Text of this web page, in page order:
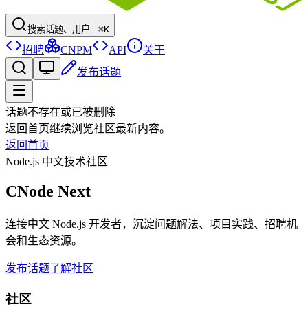
搜索话题、用户...⌘K
招聘 CNPM API
关于
发布话题
话题不存在或已被删除
返回首页继续浏览社区最新内容。
返回首页
Node.js 中文技术社区
CNode Next
连接中文 Node.js 开发者，沉淀问题解法、项目实践、招聘机
会和生态资源。
发布话题了解社区
社区